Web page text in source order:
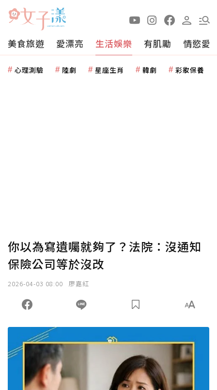
美食旅遊 愛漂亮 生活娛樂 有肌勵 情慾愛
心理測驗 陸劇 星座生肖 韓劇 彩妝保養
你以為寫遺囑就夠了？法院：沒通知
保險公司等於沒改
2026-04-03 08:00 廖嘉紅